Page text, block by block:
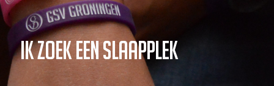
Ik zoek een slaapplek